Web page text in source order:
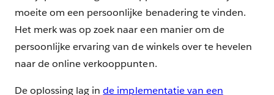
moeite om een persoonlijke benadering te vinden.
Het merk was op zoek naar een manier om de
persoonlijke ervaring van de winkels over te hevelen
naar de online verkooppunten.
De oplossing lag inde implementatie van een